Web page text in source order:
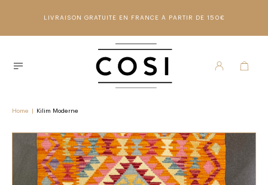
LIVRAISON GRATUITE EN FRANCE À PARTIR DE 150€
Home Kilim Moderne